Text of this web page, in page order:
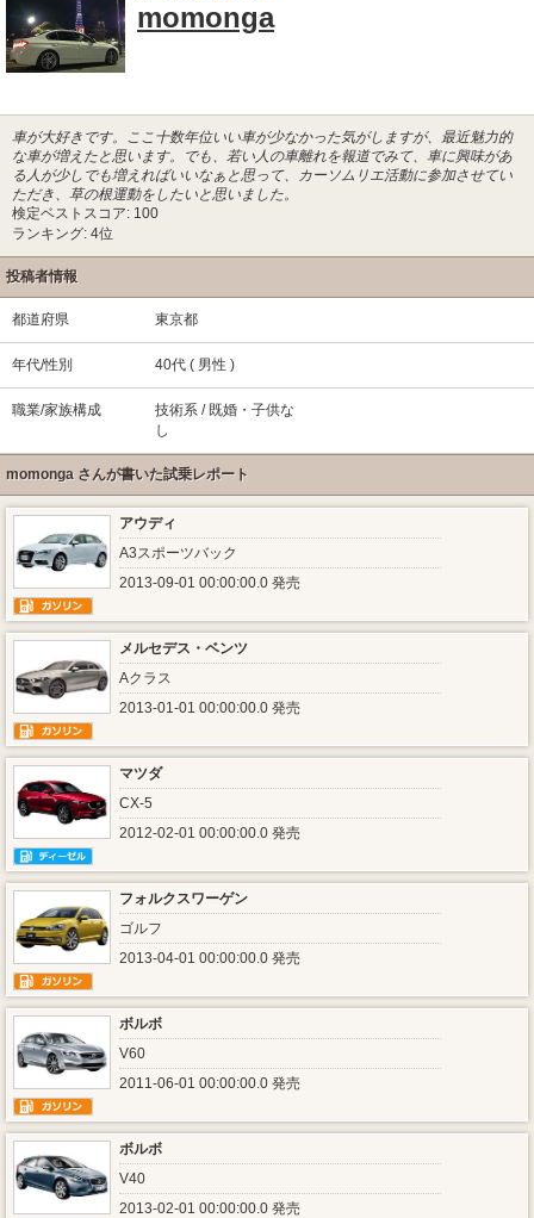
momonga
車が大好きです。ここ十数年位いい車が少なかった気がしますが、最近魅力的
な車が増えたと思います。でも、若い人の車離れを報道でみて、車に興味があ
る人が少しでも増えればいいなぁと思って、カーソムリエ活動に参加させてい
ただき、草の根運動をしたいと思いました。
検定ベストスコア: 100
ランキング: 4位
投稿者情報
都道府県 東京都
年代/性別 40代 ( 男性 )
職業/家族構成
技術系 / 既婚・子供な
し
momonga さんが書いた試乗レポート
アウディ
A3スポーツバック
2013-09-01 00:00:00.0 発売
メルセデス・ベンツ
Aクラス
2013-01-01 00:00:00.0 発売
マツダ
CX-5
2012-02-01 00:00:00.0 発売
フォルクスワーゲン
ゴルフ
2013-04-01 00:00:00.0 発売
ボルボ
V60
2011-06-01 00:00:00.0 発売
ボルボ
V40
2013-02-01 00:00:00.0 発売